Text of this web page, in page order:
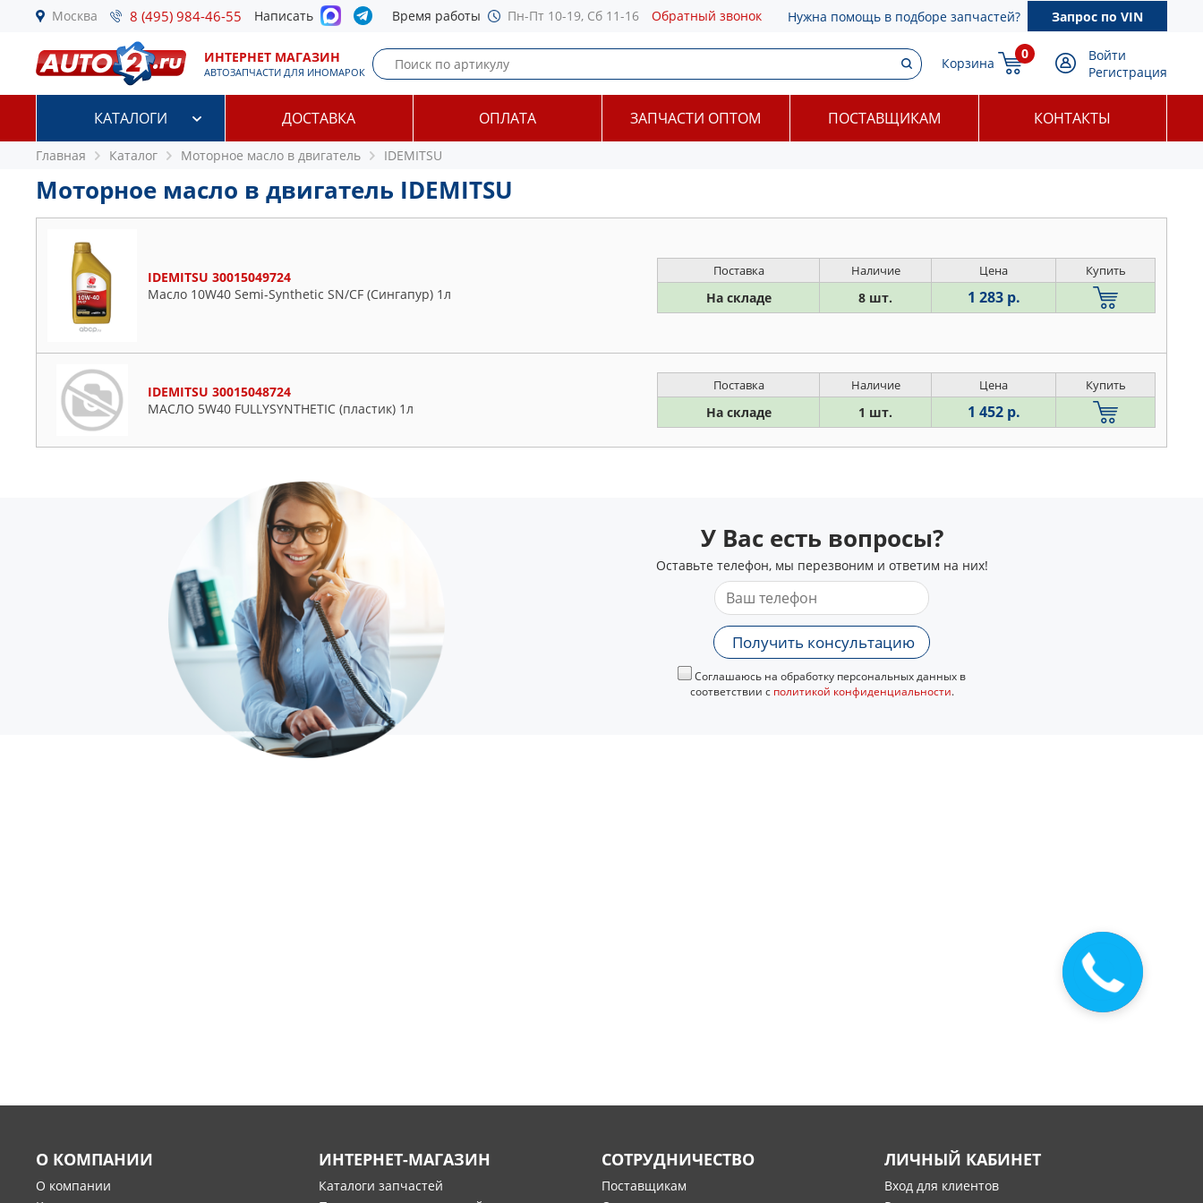
Москва 8 (495) 984-46-55 Написать Время работы Пн-Пт 10-19, Сб 11-16 Обратный звонок Нужна помощь в подборе запчастей? Запрос по VIN
ИНТЕРНЕТ МАГАЗИН
АВТОЗАПЧАСТИ ДЛЯ ИНОМАРОК
Корзина
0
Войти
Регистрация
КАТАЛОГИ ДОСТАВКА ОПЛАТА ЗАПЧАСТИ ОПТОМ ПОСТАВЩИКАМ КОНТАКТЫ
Главная Каталог Моторное масло в двигатель IDEMITSU
Моторное масло в двигатель IDEMITSU
IDEMITSU 30015049724
Масло 10W40 Semi-Synthetic SN/CF (Сингапур) 1л
Поставка Наличие Цена Купить
На складе 8 шт. 1 283 р.
IDEMITSU 30015048724
МАСЛО 5W40 FULLYSYNTHETIC (пластик) 1л
Поставка Наличие Цена Купить
На складе 1 шт. 1 452 р.
У Вас есть вопросы?
Оставьте телефон, мы перезвоним и ответим на них!
Получить консультацию
Соглашаюсь на обработку персональных данных в
соответствии с политикой конфиденциальности.
О КОМПАНИИ
О компании
ИНТЕРНЕТ-МАГАЗИН
Каталоги запчастей
СОТРУДНИЧЕСТВО
Поставщикам
ЛИЧНЫЙ КАБИНЕТ
Вход для клиентов
Закажите
звонок